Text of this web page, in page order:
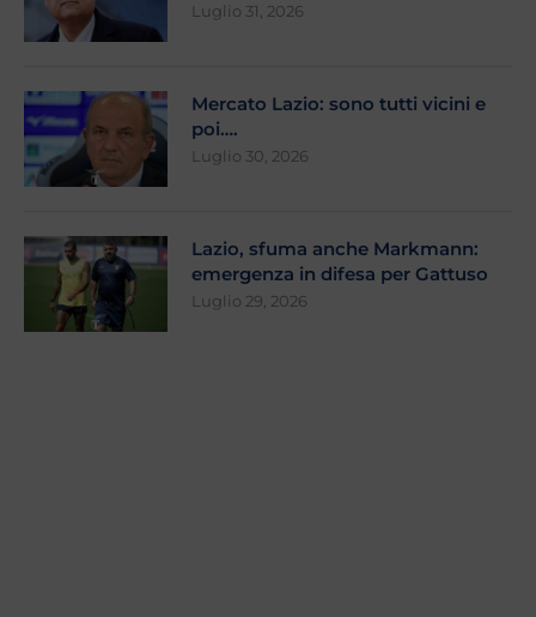
Luglio 31, 2026
Mercato Lazio: sono tutti vicini e
poi….
Luglio 30, 2026
Lazio, sfuma anche Markmann:
emergenza in difesa per Gattuso
Luglio 29, 2026